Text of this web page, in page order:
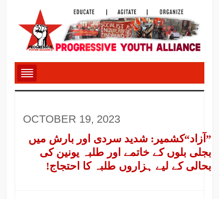
OCTOBER 19, 2023
”آزاد“کشمیر: شدید سردی اور بارش میں
بجلی بلوں کے خاتمے اور طلبہ یونین کی
بحالی کے لیے ہزاروں طلبہ کا احتجاج!